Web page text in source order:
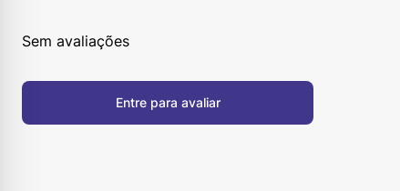
Sem avaliações
Entre para avaliar